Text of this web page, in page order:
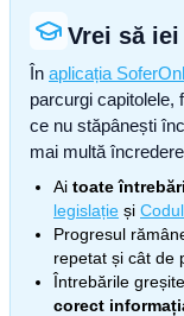
Vrei să
În aplicația
parcurgi capitolele,
ce nu stăpânești
mai multă
Ai toate
legislație și
Progresul
repetat și cât de
Întrebările
corect